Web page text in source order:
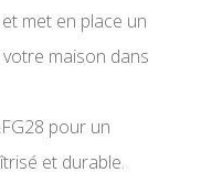
met en place un
maison dans
pour un
et durable.